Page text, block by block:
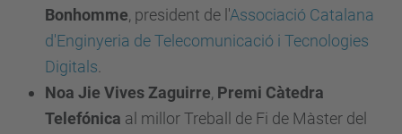
Bonhomme, president de l'Associació Catalana
d'Enginyeria de Telecomunicació i Tecnologies
Digitals
Noa Jie Vives Zaguirre, Premi Càtedra
Telefónica al millor Treball de Fi de Màster del